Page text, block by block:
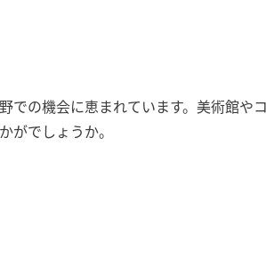
の機会に恵まれています。美術館や
がでしょうか。